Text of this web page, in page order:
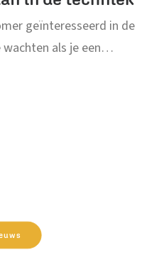
geïnteresseerd in de
als je een…